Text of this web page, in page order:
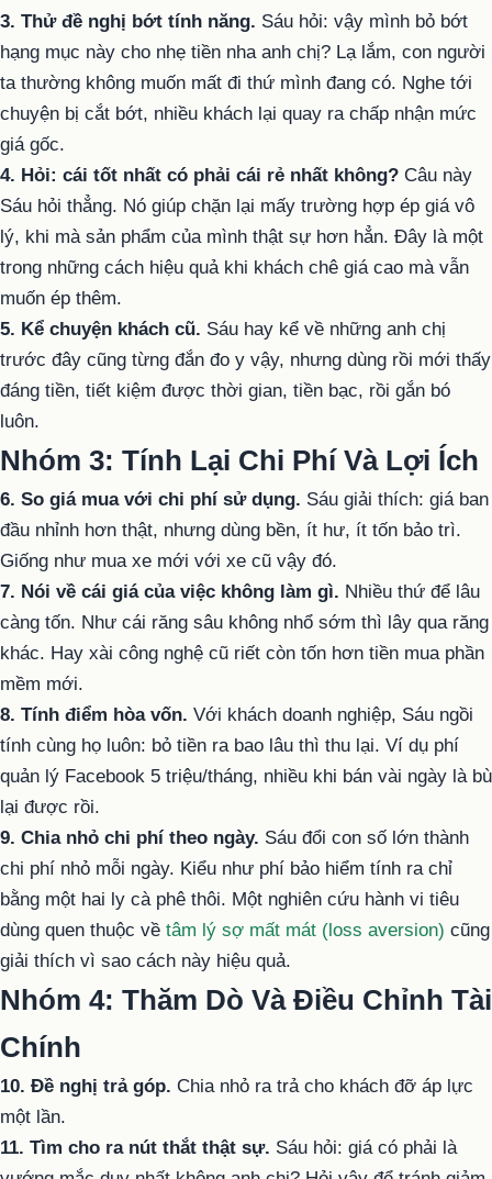
3. Thử đề nghị bớt tính năng. Sáu hỏi: vậy mình bỏ bớt
hạng mục này cho nhẹ tiền nha anh chị? Lạ lắm, con người
ta thường không muốn mất đi thứ mình đang có. Nghe tới
chuyện bị cắt bớt, nhiều khách lại quay ra chấp nhận mức
giá gốc.
4. Hỏi: cái tốt nhất có phải cái rẻ nhất không? Câu này
Sáu hỏi thẳng. Nó giúp chặn lại mấy trường hợp ép giá vô
lý, khi mà sản phẩm của mình thật sự hơn hẳn. Đây là một
trong những cách hiệu quả khi khách chê giá cao mà vẫn
muốn ép thêm.
5. Kể chuyện khách cũ. Sáu hay kể về những anh chị
trước đây cũng từng đắn đo y vậy, nhưng dùng rồi mới thấy
đáng tiền, tiết kiệm được thời gian, tiền bạc, rồi gắn bó
luôn.
Nhóm 3: Tính Lại Chi Phí Và Lợi Ích
6. So giá mua với chi phí sử dụng. Sáu giải thích: giá ban
đầu nhỉnh hơn thật, nhưng dùng bền, ít hư, ít tốn bảo trì.
Giống như mua xe mới với xe cũ vậy đó.
7. Nói về cái giá của việc không làm gì. Nhiều thứ để lâu
càng tốn. Như cái răng sâu không nhổ sớm thì lây qua răng
khác. Hay xài công nghệ cũ riết còn tốn hơn tiền mua phần
mềm mới.
8. Tính điểm hòa vốn. Với khách doanh nghiệp, Sáu ngồi
tính cùng họ luôn: bỏ tiền ra bao lâu thì thu lại. Ví dụ phí
quản lý Facebook 5 triệu/tháng, nhiều khi bán vài ngày là bù
lại được rồi.
9. Chia nhỏ chi phí theo ngày. Sáu đổi con số lớn thành
chi phí nhỏ mỗi ngày. Kiểu như phí bảo hiểm tính ra chỉ
bằng một hai ly cà phê thôi. Một nghiên cứu hành vi tiêu
dùng quen thuộc về tâm lý sợ mất mát (loss aversion) cũng
giải thích vì sao cách này hiệu quả.
Nhóm 4: Thăm Dò Và Điều Chỉnh Tài
Chính
10. Đề nghị trả góp. Chia nhỏ ra trả cho khách đỡ áp lực
một lần.
11. Tìm cho ra nút thắt thật sự. Sáu hỏi: giá có phải là